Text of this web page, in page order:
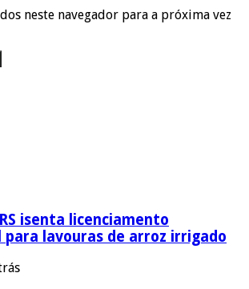
neste navegador para a próxima vez
isenta licenciamento
para lavouras de arroz irrigado